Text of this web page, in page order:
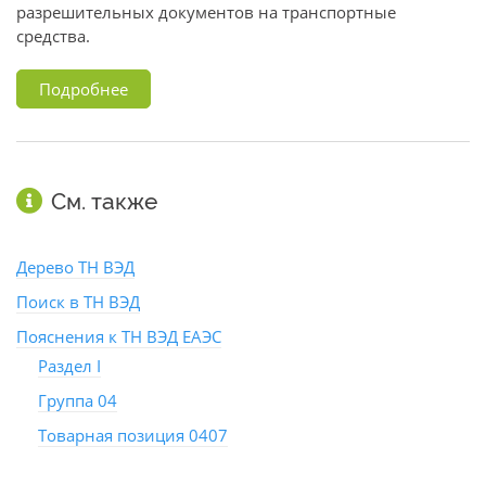
разрешительных документов на транспортные
средства.
Подробнее
См. также
Дерево ТН ВЭД
Поиск в ТН ВЭД
Пояснения к ТН ВЭД ЕАЭС
Раздел I
Группа 04
Товарная позиция 0407